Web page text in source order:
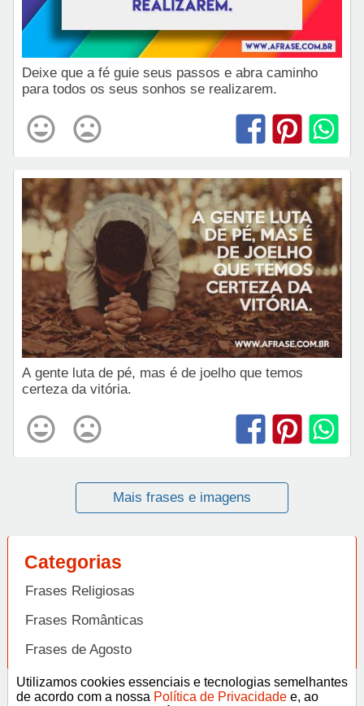
Deixe que a fé guie seus passos e abra caminho
para todos os seus sonhos se realizarem.
A gente luta de pé, mas é de joelho que temos
certeza da vitória.
Mais frases e imagens
Categorias
Frases Religiosas
Frases Românticas
Frases de Agosto
Frases de Agradecimento
Utilizamos cookies essenciais e tecnologias semelhantes
de acordo com a nossa Política de Privacidade e, ao